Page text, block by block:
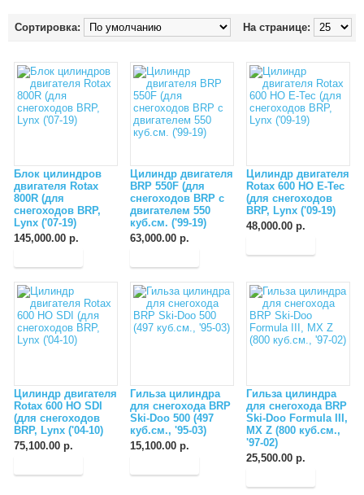
На странице:
Сортировка:
Блок цилиндров
двигателя Rotax
800R (для
снегоходов BRP,
Lynx ('07-19)
145,000.00 р.
Цилиндр двигателя
BRP 550F (для
снегоходов BRP c
двигателем 550
куб.см. ('99-19)
63,000.00 р.
Цилиндр двигателя
Rotax 600 HO E-Tec
(для снегоходов
BRP, Lynx ('09-19)
48,000.00 р.
Цилиндр двигателя
Rotax 600 HO SDI
(для снегоходов
BRP, Lynx ('04-10)
75,100.00 р.
Гильза цилиндра
для снегохода BRP
Ski-Doo 500 (497
куб.см., '95-03)
15,100.00 р.
Гильза цилиндра
для снегохода BRP
Ski-Doo Formula III,
MX Z (800 куб.см.,
'97-02)
25,500.00 р.